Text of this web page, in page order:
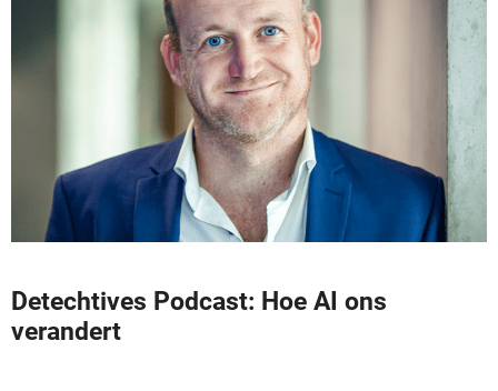
Detechtives Podcast: Hoe AI ons
verandert